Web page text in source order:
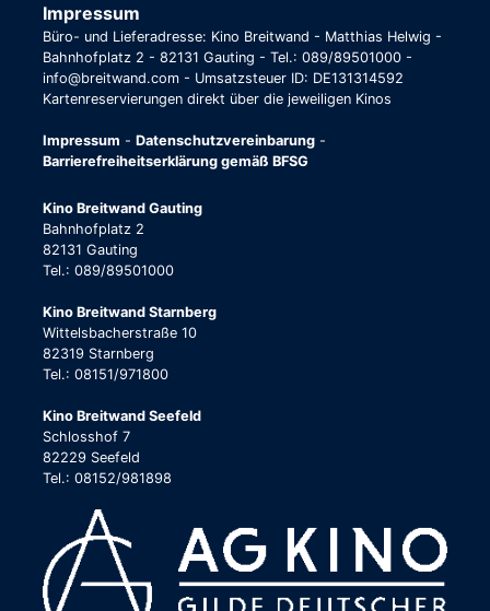
Impressum
Büro- und Lieferadresse: Kino Breitwand - Matthias Helwig -
Bahnhofplatz 2 - 82131 Gauting - Tel.: 089/89501000 -
info@breitwand.com - Umsatzsteuer ID: DE131314592
Kartenreservierungen direkt über die jeweiligen Kinos
Impressum - Datenschutzvereinbarung -
Barrierefreiheitserklärung gemäß BFSG
Kino Breitwand Gauting
Bahnhofplatz 2
82131 Gauting
Tel.: 089/89501000
Kino Breitwand Starnberg
Wittelsbacherstraße 10
82319 Starnberg
Tel.: 08151/971800
Kino Breitwand Seefeld
Schlosshof 7
82229 Seefeld
Tel.: 08152/981898